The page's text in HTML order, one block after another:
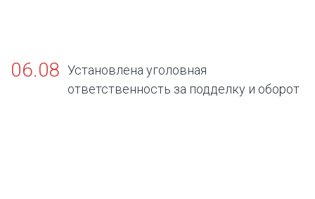
06.08 Установлена уголовная
ответственность за подделку и оборот